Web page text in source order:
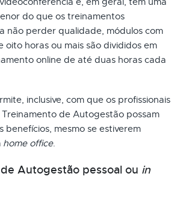
do que os treinamentos
não perder qualidade, módulos com
oito horas ou mais são divididos em
online de até duas horas cada
inclusive, com que os profissionais
de Autogestão possam
benefícios, mesmo se estiverem
home office.
Autogestão pessoal ou in